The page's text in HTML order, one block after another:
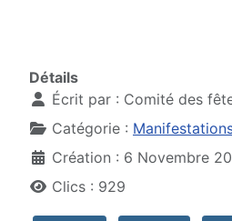
Détails
Écrit par : Comité des
Catégorie :
Création : 6 Novembre
Clics : 929